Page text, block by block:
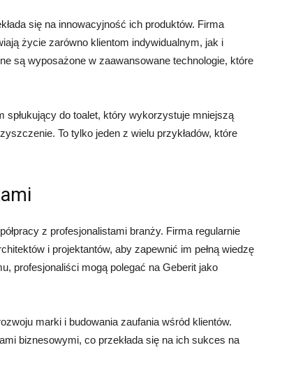
się na innowacyjność ich produktów. Firma
życie zarówno klientom indywidualnym, jak i
są wyposażone w zaawansowane technologie, które
spłukujący do toalet, który wykorzystuje mniejszą
To tylko jeden z wielu przykładów, które
z profesjonalistami branży. Firma regularnie
i projektantów, aby zapewnić im pełną wiedzę
profesjonaliści mogą polegać na Geberit jako
marki i budowania zaufania wśród klientów.
biznesowymi, co przekłada się na ich sukces na